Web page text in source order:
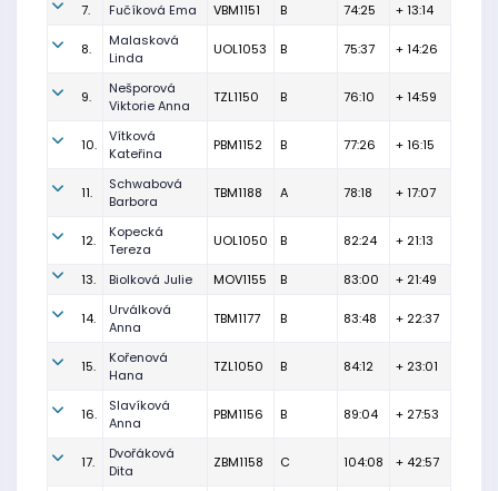
7. Fučíková Ema VBM1151 B 74:25 + 13:14
8.
Malasková
Linda
UOL1053 B 75:37 + 14:26
9.
Nešporová
Viktorie Anna
TZL1150 B 76:10 + 14:59
10.
Vítková
Kateřina
PBM1152 B 77:26 + 16:15
11.
Schwabová
Barbora
TBM1188 A 78:18 + 17:07
12.
Kopecká
Tereza
UOL1050 B 82:24 + 21:13
13. Biolková Julie MOV1155 B 83:00 + 21:49
14.
Urválková
Anna
TBM1177 B 83:48 + 22:37
15.
Kořenová
Hana
TZL1050 B 84:12 + 23:01
16.
Slavíková
Anna
PBM1156 B 89:04 + 27:53
17.
Dvořáková
Dita
ZBM1158 C 104:08 + 42:57